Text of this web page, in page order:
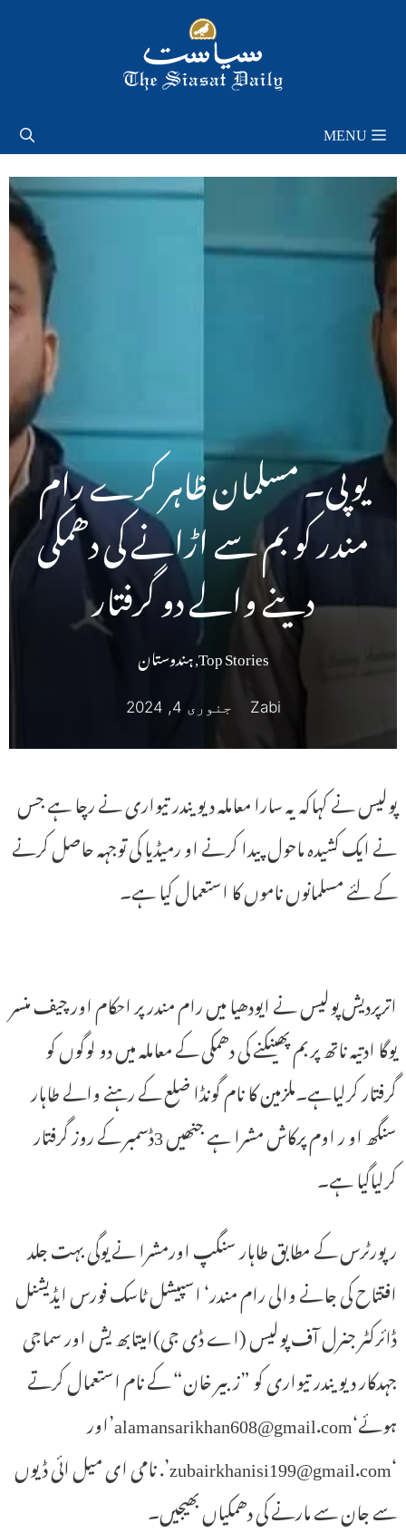
MENU
یوپی۔ مسلمان ظاہر کرے رام
مندر کو بم سے اڑانے کی دھمکی
دینے والے دو گرفتار
Top Stories
,ہندوستان
Zabi جنوری 4, 2024
پولیس نے کہاکہ یہ سارا معاملہ دیویندر تیواری نے رچا ہے جس
نے ایک کشیدہ ماحول پیدا کرنے او رمیڈیا کی توجہہ حاصل کرنے
کے لئے مسلمانوں ناموں کا استعمال کیا ہے۔
اترپردیش پولیس نے ایودھیا میں رام مندر پر احکام اور چیف منسر
یوگا ادتیہ ناتھ پر بم پھینکنے کی دھمکی کے معاملہ میں دو لوگوں کو
گرفتار کرلیاہے۔ملزمین کا نام گونڈا ضلع کے رہنے والے طاہار
سنگھ او ر اوم پرکاش مشرا ہے جنھیں 3ڈسمبر کے روز گرفتار
کرلیاگیا ہے۔
رپورٹرس کے مطابق طاہار سنگپ اورمشرا نے یوگی بہت جلد
افتتاح کی جانے والی رام مندر‘ اسپیشل ٹاسک فورس ایڈیشنل
ڈائرکٹر جنرل آف پولیس (اے ڈی جی)امیتابھ یش اور سماجی
جہدکار دیویندر تیواری کو ”زبیر خان“ کے نام استعمال کرتے
ہوئے‘alamansarikhan608@gmail.com’اور
‘
zubairkhanisi199@gmail.com’. نامی ای میل ائی ڈیوں
سے جان سے مارنے کی دھمکیاں بھیجیں۔